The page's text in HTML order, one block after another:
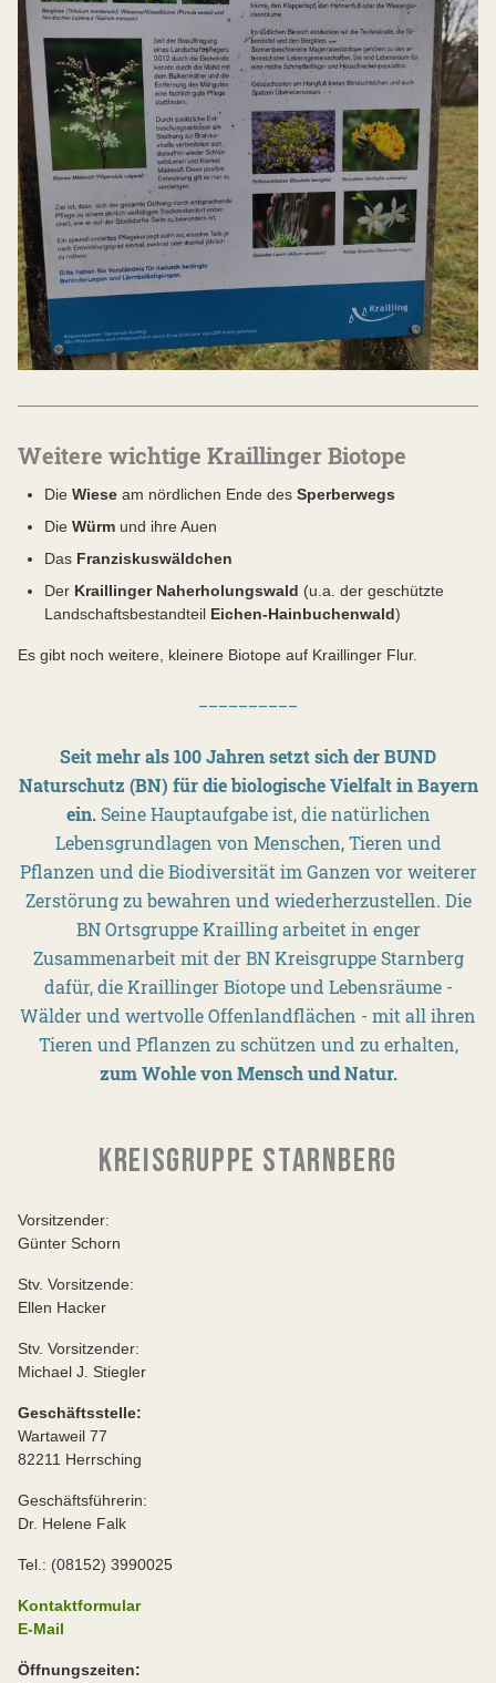
Weitere wichtige Kraillinger Biotope
Die Wiese am nördlichen Ende des Sperberwegs
Die Würm und ihre Auen
Das Franziskuswäldchen
Der Kraillinger Naherholungswald (u.a. der geschützte
Landschaftsbestandteil Eichen-Hainbuchenwald)
Es gibt noch weitere, kleinere Biotope auf Kraillinger Flur.
Seit mehr als 100 Jahren setzt sich der BUND
Naturschutz (BN) für die biologische Vielfalt in Bayern
ein. Seine Hauptaufgabe ist, die natürlichen
Lebensgrundlagen von Menschen, Tieren und
Pflanzen und die Biodiversität im Ganzen vor weiterer
Zerstörung zu bewahren und wiederherzustellen. Die
BN Ortsgruppe Krailling arbeitet in enger
Zusammenarbeit mit der BN Kreisgruppe Starnberg
dafür, die Kraillinger Biotope und Lebensräume -
Wälder und wertvolle Offenlandflächen - mit all ihren
Tieren und Pflanzen zu schützen und zu erhalten,
zum Wohle von Mensch und Natur.
KREISGRUPPE STARNBERG
Vorsitzender:
Günter Schorn
Stv. Vorsitzende:
Ellen Hacker
Stv. Vorsitzender:
Michael J. Stiegler
Geschäftsstelle:
Wartaweil 77
82211 Herrsching
Geschäftsführerin:
Dr. Helene Falk
Tel.: (08152) 3990025
Kontaktformular
E-Mail
Öffnungszeiten: